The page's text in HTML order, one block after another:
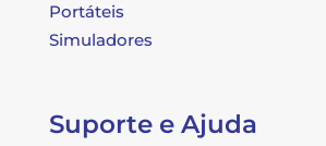
Portáteis
Simuladores
Suporte e Ajuda